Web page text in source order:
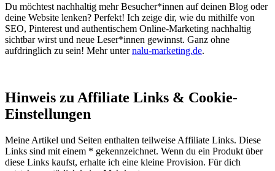
Du möchtest nachhaltig mehr Besucher*innen auf deinen Blog oder
deine Website lenken? Perfekt! Ich zeige dir, wie du mithilfe von
SEO, Pinterest und authentischem Online-Marketing nachhaltig
sichtbar wirst und neue Leser*innen gewinnst. Ganz ohne
aufdringlich zu sein! Mehr unternalu-marketing.de.
Hinweis zu Affiliate Links & Cookie-
Einstellungen
Meine Artikel und Seiten enthalten teilweise Affiliate Links. Diese
Links sind mit einem * gekennzeichnet. Wenn du ein Produkt über
diese Links kaufst, erhalte ich eine kleine Provision. Für dich